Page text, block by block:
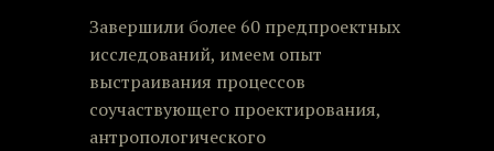
Завершили более 60 предпроектных
исследований, имеем опыт
выстраивания процессов
соучаствующего проектирования,
антропологического